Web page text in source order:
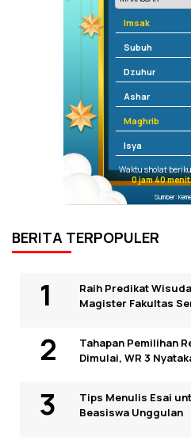
Imsak
Subuh
Dzuhur
Ashar
Maghrib
Isya
Waktu sholat
0 jam 40
Sumber:
BERITA TERPOPULER
Raih Predikat
Magister Fakultas
Tahapan Pemilihan
Dimulai, WR 3
Tips Menulis Esai
Beasiswa Unggulan